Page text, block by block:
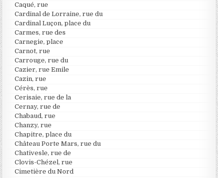
Caqué, rue
Cardinal de Lorraine, rue du
Cardinal Luçon, place du
Carmes, rue des
Carnegie, place
Carnot, rue
Carrouge, rue du
Cazier, rue Emile
Cazin, rue
Cérès, rue
Cerisaie, rue de la
Cernay, rue de
Chabaud, rue
Chanzy, rue
Chapitre, place du
Château Porte Mars, rue du
Chativesle, rue de
Clovis-Chézel, rue
Cimetière du Nord